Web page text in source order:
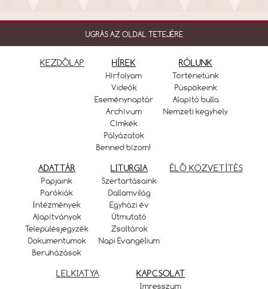
UGRÁS AZ OLDAL TETEJÉRE
KEZDŐLAP HÍREK
Hírfolyam
Videók
Eseménynaptár
Archívum
Címkék
Pályázatok
Benned bízom!
RÓLUNK
Történetünk
Püspökeink
Alapító bulla
Nemzeti kegyhely
ADATTÁR
Papjaink
Parókiák
Intézmények
Alapítványok
Településjegyzék
Dokumentumok
Beruházások
LITURGIA
Szertartásaink
Dallamvilág
Egyházi év
Útmutató
Zsoltárok
Napi Evangélium
ÉLŐ KÖZVETÍTÉS
LELKIATYA KAPCSOLAT
Imresszum